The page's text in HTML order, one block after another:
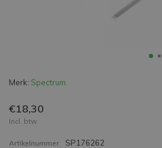
Merk: Spectrum
€18,30
Incl. btw
Artikelnummer SP176262